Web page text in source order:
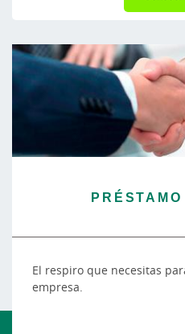
El respiro que necesitas
empresa.